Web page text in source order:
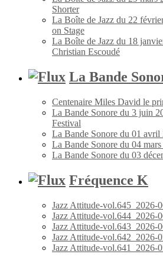
Shorter
La Boîte de Jazz du 22
on Stage
La Boîte de Jazz du 18
Christian Escoudé
La Bande
Centenaire Miles David le
La Bande Sonore du 3 juin
Festival
La Bande Sonore du 01 avril
La Bande Sonore du 04
La Bande Sonore du 03
Fréquence K
Jazz Attitude-vol.645_2026-
Jazz Attitude-vol.644_2026-
Jazz Attitude-vol.643_2026-
Jazz Attitude-vol.642_2026-
Jazz Attitude-vol.641_2026-